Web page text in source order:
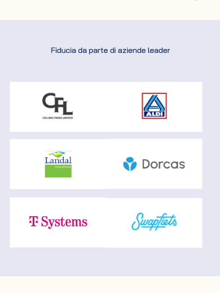
Fiducia da parte di aziende leader